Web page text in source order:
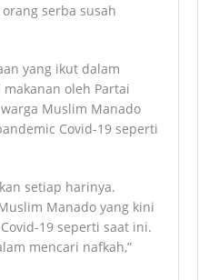
serba susah
yang ikut dalam
oleh Partai
Muslim Manado
Covid-19 seperti
setiap harinya.
Manado yang kini
19 seperti saat ini.
mencari nafkah,”